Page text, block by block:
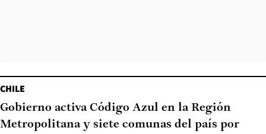
CHILE
Gobierno activa Código Azul en la Región
Metropolitana y siete comunas del país por